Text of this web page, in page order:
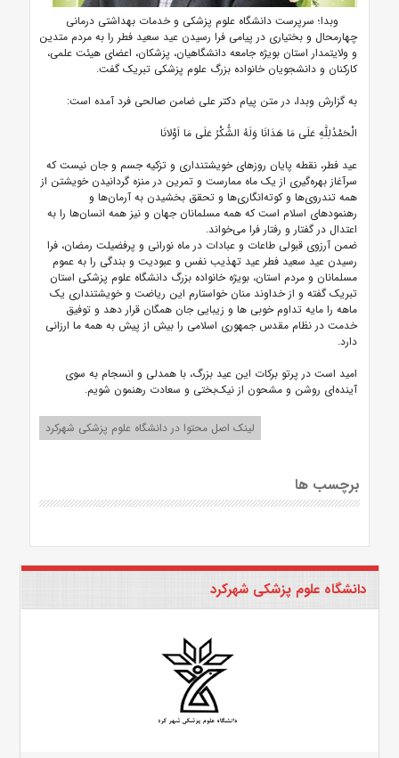
وبدا؛ سرپرست دانشگاه علوم پزشکی و خدمات بهداشتی درمانی
چهارمحال و بختیاری در پیامی فرا رسیدن عید سعید فطر را به مردم متدین
و ولایتمدار استان بویژه جامعه دانشگاهیان، پزشکان، اعضای هیئت علمی،
کارکنان و دانشجویان خانواده بزرگ علوم پزشکی تبریک گفت.
به گزارش وبدا، در متن پیام دکتر علی ضامن صالحی فرد آمده است:
الْحَمْدُلِلَّهِ عَلَی مَا هَدَانَا وَلَهُ الشُّکْرُ عَلَی مَا اَوْلانَا
عید فطر، نقطه پایان روزهای خویشتنداری و تزکیه جسم و جان نیست که
سرآغاز بهره‌گیری از یک ماه ممارست و تمرین در منزه گردانیدن خویشتن از
همه تندروی‌ها و کوته‌انگاری‌ها و تحقق بخشیدن به آرمان‌ها و
رهنمودهای اسلام است که همه مسلمانان جهان و نیز همه انسان‌ها را به
اعتدال در گفتار و رفتار فرا می‌خواند.
ضمن آرزوی قبولی طاعات و عبادات در ماه نورانی و پرفضیلت رمضان، فرا
رسیدن عید سعید فطر عید تهذیب نفس ‌و عبودیت و بندگی را به عموم
مسلمانان و مردم استان، بویژه خانواده بزرگ دانشگاه علوم پزشکی استان
تبریک گفته و از خداوند منان خواستارم این ریاضت و خویشتنداری یک
ماهه را مایه تداوم خوبی ها و زیبایی جان همگان قرار دهد و توفیق
خدمت در نظام مقدس جمهوری اسلامی را بیش از پیش به همه ما ارزانی
دارد.
امید است در پرتو برکات این عید بزرگ، با همدلی و انسجام به سوی
آینده‌ای روشن و مشحون از نیک‌بختی و سعادت رهنمون شویم.
لینک اصل محتوا در دانشگاه علوم پزشکی شهرکرد
برچسب ها
دانشگاه علوم پزشکی شهرکرد